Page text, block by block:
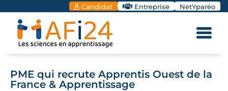
Candidat Entreprise NetYparéo
PME qui recrute Apprentis Ouest de la
France & Apprentissage